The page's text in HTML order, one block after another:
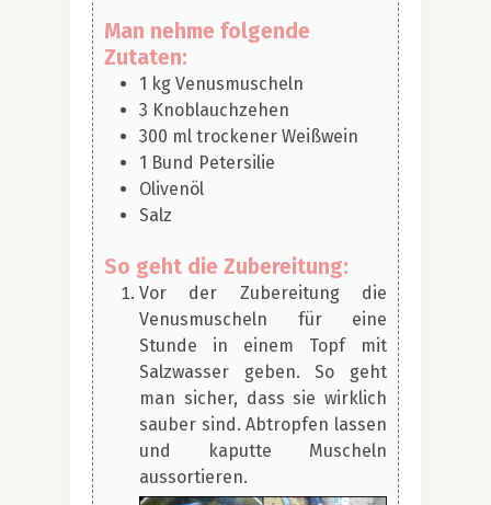
Man nehme folgende
Zutaten:
1 kg Venusmuscheln
3 Knoblauchzehen
300 ml trockener Weißwein
1 Bund Petersilie
Olivenöl
Salz
So geht die Zubereitung:
Vor der Zubereitung die
Venusmuscheln für eine
Stunde in einem Topf mit
Salzwasser geben. So geht
man sicher, dass sie wirklich
sauber sind. Abtropfen lassen
und kaputte Muscheln
aussortieren.